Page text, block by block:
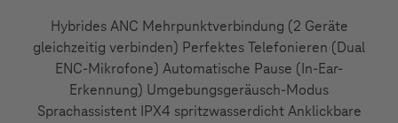
Hybrides ANC Mehrpunktverbindung (2 Geräte
gleichzeitig verbinden) Perfektes Telefonieren (Dual
ENC-Mikrofone) Automatische Pause (In-Ear-
Erkennung) Umgebungsgeräusch-Modus
Sprachassistent IPX4 spritzwasserdicht Anklickbare